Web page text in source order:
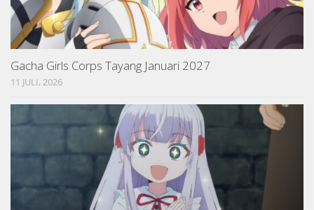
Gacha Girls Corps Tayang Januari 2027
11 JULI, 2026